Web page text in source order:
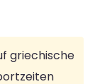
griechische